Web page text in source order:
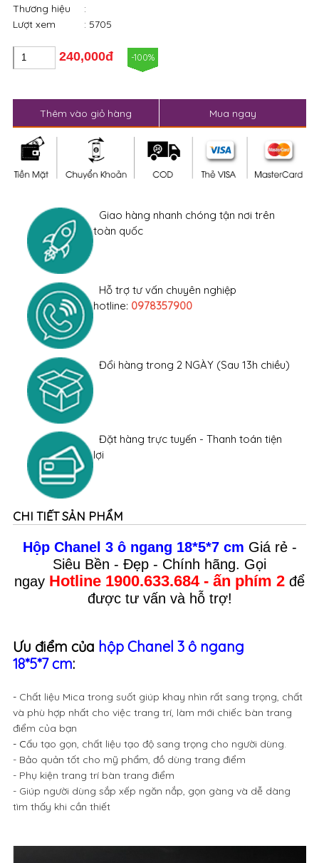
Thương hiệu
:
Lượt xem
: 5705
240,000đ -100%
Thêm vào giỏ hàng Mua ngay
Giao hàng nhanh chóng tận nơi trên
toàn quốc
Hỗ trợ tư vấn chuyên nghiệp
hotline: 0978357900
Đổi hàng trong 2 NGÀY (Sau 13h chiều)
Đặt hàng trực tuyến - Thanh toán tiện
lợi
CHI TIẾT SẢN PHẨM
Hộp Chanel 3 ô ngang 18*5*7 cm Giá rẻ -
Siêu Bền - Đẹp - Chính hãng. Gọi
ngay Hotline 1900.633.684 - ấn phím 2 để
được tư vấn và hỗ trợ!
Ưu điểm của hộp Chanel 3 ô ngang
18*5*7 cm:
- Chất liệu Mica trong suốt giúp khay nhìn rất sang trọng, chất
và phù hợp nhất cho việc trang trí, làm mới chiếc bàn trang
điểm của bạn
- Cấu tạo gọn, chất liệu tạo độ sang trọng cho người dùng.
- Bảo quản tốt cho mỹ phẩm, đồ dùng trang điểm
- Phụ kiện trang trí bàn trang điểm
- Giúp người dùng sắp xếp ngăn nắp, gọn gàng và dễ dàng
tìm thấy khi cần thiết